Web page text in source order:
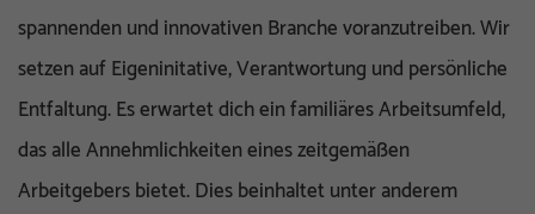
spannenden und innovativen Branche voranzutreiben. Wir
setzen auf Eigeninitative, Verantwortung und persönliche
Entfaltung. Es erwartet dich ein familiäres Arbeitsumfeld,
das alle Annehmlichkeiten eines zeitgemäßen
Arbeitgebers bietet. Dies beinhaltet unter anderem